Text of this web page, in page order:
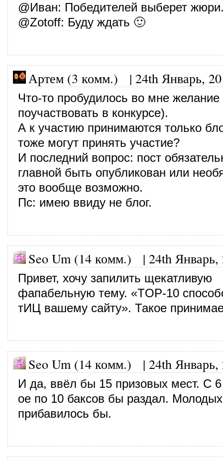
@Иван: Победителей выберет
@Zotoff: Буду ждать 🙂
Артем (3 комм.) | 24th Январь,
Что-то пробудилось во мне желание
поучаствовать в конкурсе).
А к участию принимаются только
тоже могут принять участие?
И последний вопрос: пост
главной быть опубликован или
это вообще возможно.
Пс: имею ввиду не блог.
Seo Um (14 комм.) | 24th Январь,
Привет, хочу запилить щекатливую
фапабельную тему. «TOP-10
тИЦ вашему сайту». Такое
Seo Um (14 комм.) | 24th Январь,
И да, ввёл бы 15 призовых мест. С
ое по 10 баксов бы раздал.
прибавилось бы.